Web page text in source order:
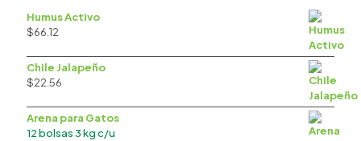
Humus Activo
$66.12
Chile Jalapeño
$22.56
Arena para Gatos
12 bolsas 3 kg c/u